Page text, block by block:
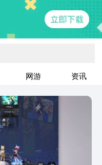
网游 资讯